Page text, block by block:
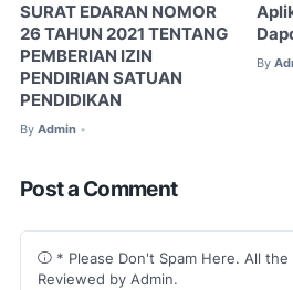
SURAT EDARAN NOMOR
26 TAHUN 2021 TENTANG
PEMBERIAN IZIN
PENDIRIAN SATUAN
PENDIDIKAN
By Admin •
By
Post a Comment
* Please Don't Spam Here. All the
Reviewed by Admin.